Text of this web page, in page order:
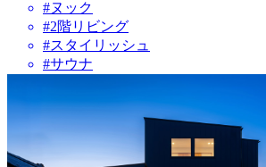
#ヌック
#2階リビング
#スタイリッシュ
#サウナ